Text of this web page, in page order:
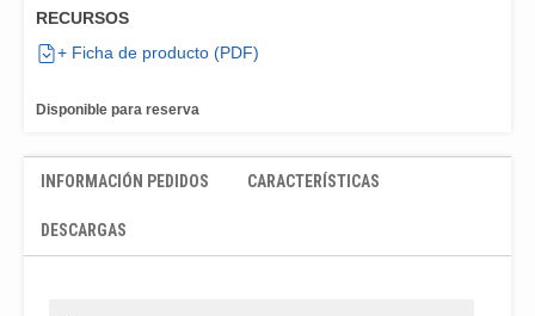
RECURSOS
+ Ficha de producto (PDF)
Disponible para reserva
INFORMACIÓN PEDIDOS CARACTERÍSTICAS
DESCARGAS